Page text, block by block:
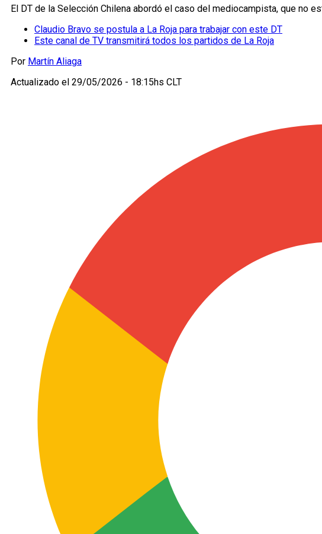
El DT de la Selección Chilena abordó el caso del mediocampista, que no
Claudio Bravo se postula a La Roja para trabajar con este DT
Este canal de TV transmitirá todos los partidos de La Roja
Por Martín Aliaga
Actualizado el 29/05/2026 - 18:15hs CLT